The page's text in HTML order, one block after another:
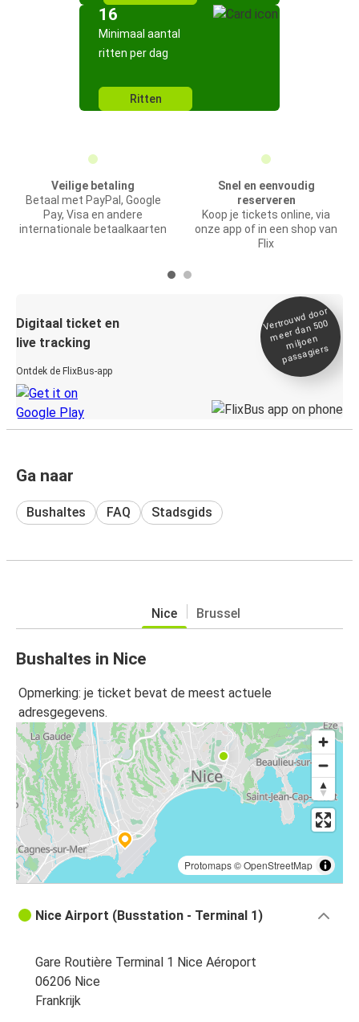
16
Minimaal aantal
ritten per dag
Ritten
Veilige betaling
Betaal met PayPal, Google
Pay, Visa en andere
internationale betaalkaarten
Snel en eenvoudig
reserveren
Koop je tickets online, via
onze app of in een shop van
Flix
Digitaal ticket en
live tracking
Ontdek de FlixBus-app
Vertrou
wd door
meer dan 500
miljoen
passagiers
Ga naar
Bushaltes FAQ Stadsgids
Nice Brussel
Bushaltes in Nice
Opmerking: je ticket bevat de meest actuele
adresgegevens.
Protomaps©OpenStreetMap
Nice Airport (Busstation - Terminal 1)
Gare Routière Terminal 1 Nice Aéroport
06206 Nice
Frankrijk